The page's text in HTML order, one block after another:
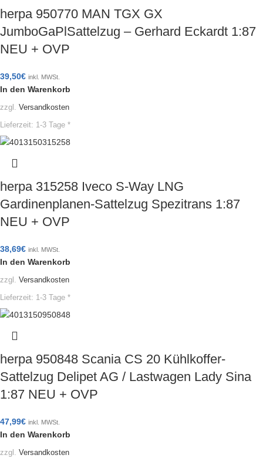
herpa 950770 MAN TGX GX
JumboGaPlSattelzug – Gerhard Eckardt 1:87
NEU + OVP
39,50€ inkl. MWSt.
In den Warenkorb
zzgl. Versandkosten
Lieferzeit: 1-3 Tage *
herpa 315258 Iveco S-Way LNG
Gardinenplanen-Sattelzug Spezitrans 1:87
NEU + OVP
38,69€ inkl. MWSt.
In den Warenkorb
zzgl. Versandkosten
Lieferzeit: 1-3 Tage *
herpa 950848 Scania CS 20 Kühlkoffer-
Sattelzug Delipet AG / Lastwagen Lady Sina
1:87 NEU + OVP
47,99€ inkl. MWSt.
In den Warenkorb
zzgl. Versandkosten